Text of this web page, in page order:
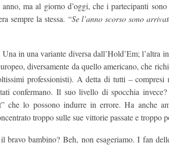
ma al giorno d’oggi, che i partecipanti
sempre la stessa. “Se l’anno scorso sono
in una variante diversa dall’Hold’Em; l’altra
diversamente da quello americano, che
professionisti). A detta di tutti –
confermano. Il suo livello di spocchia
che lo possono indurre in errore. Ha anche
troppo sulle sue vittorie passate e troppo
bravo bambino? Beh, non esageriamo. I fan